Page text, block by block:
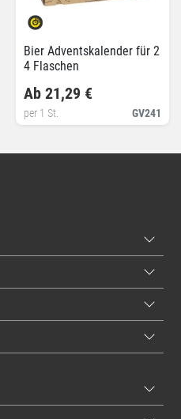
Bier Adventskalender für 2
4 Flaschen
GV241
Ab 21,29 €
per 1 St.